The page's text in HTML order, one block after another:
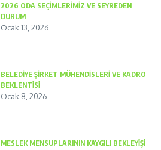
2026 ODA SEÇİMLERİMİZ VE SEYREDEN
DURUM
Ocak 13, 2026
BELEDİYE ŞİRKET MÜHENDİSLERİ VE KADRO
BEKLENTİSİ
Ocak 8, 2026
MESLEK MENSUPLARININ KAYGILI BEKLEYİŞİ